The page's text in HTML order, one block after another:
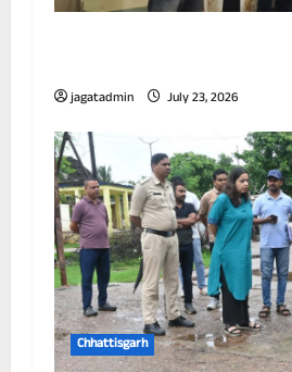
jagatadmin July 23, 2026
Chhattisgarh